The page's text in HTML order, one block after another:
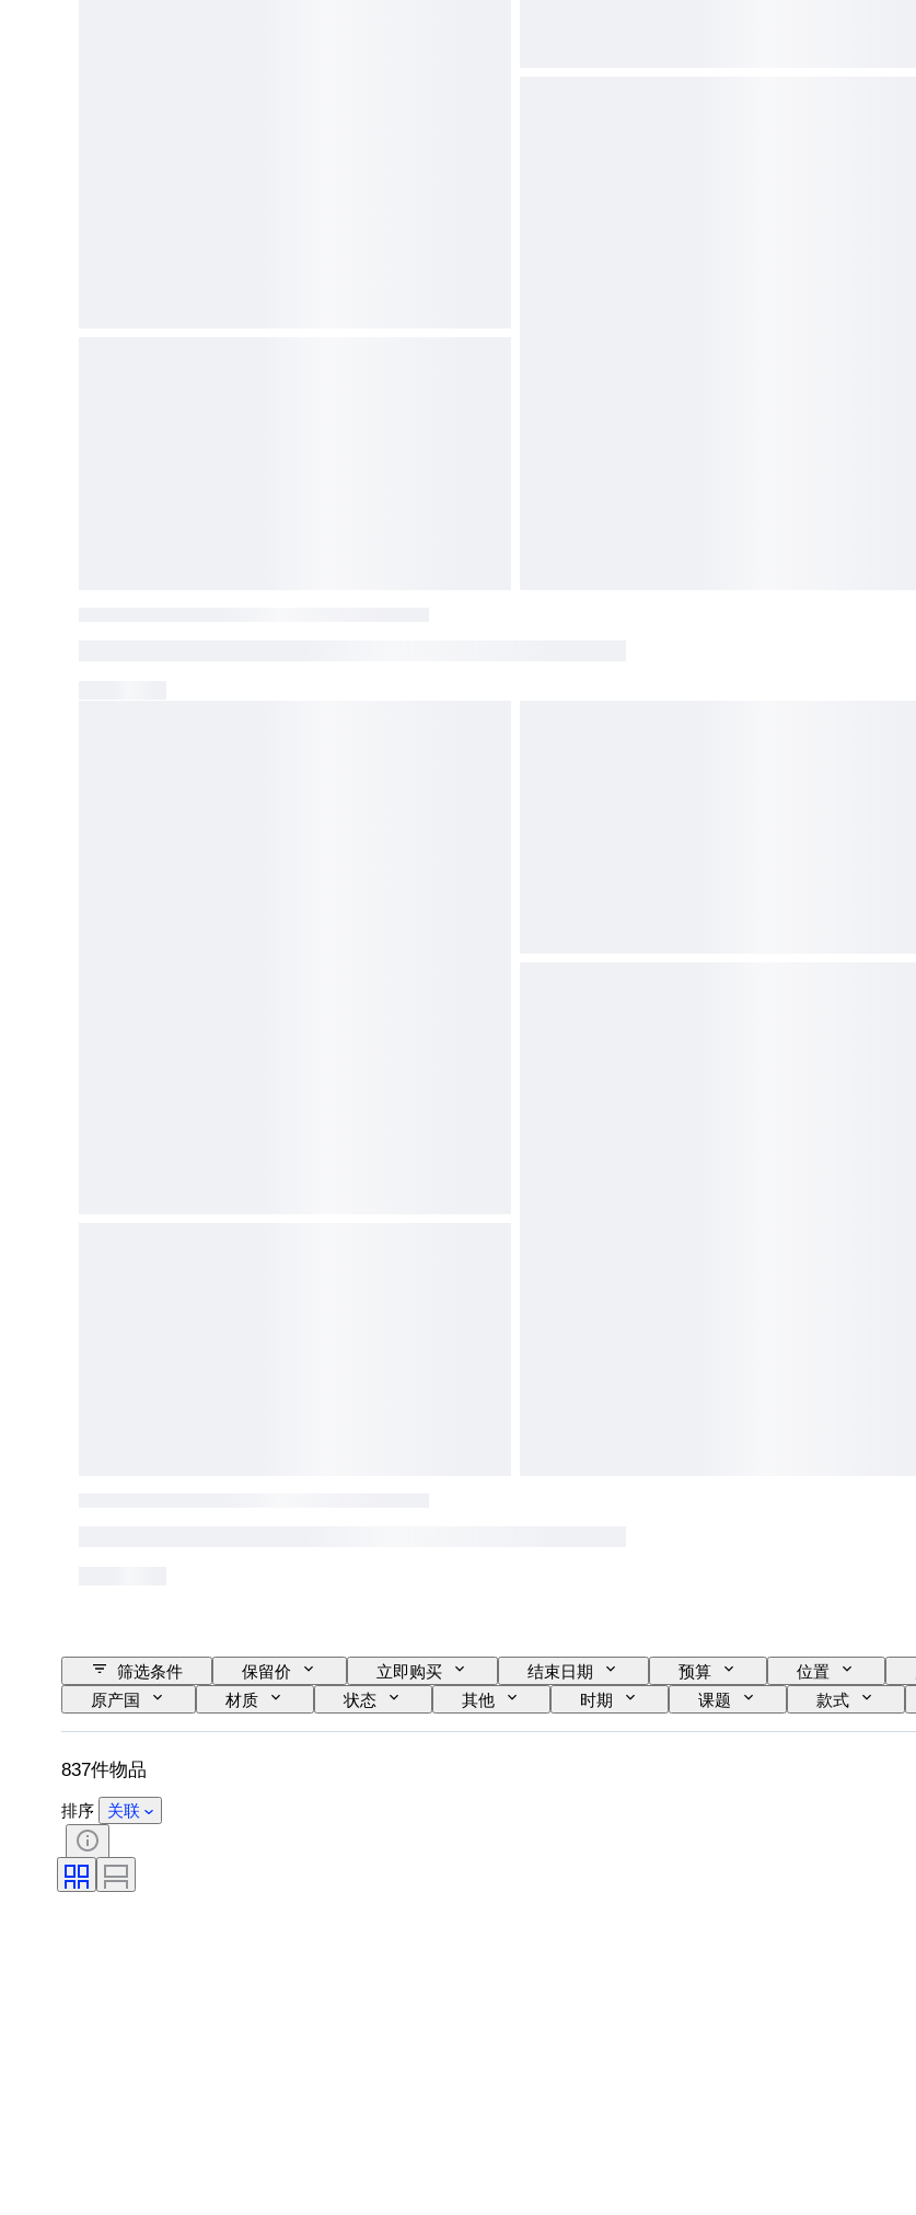
筛选条件 保留价 立即购买 结束日期 预算 位置
原产国
材质 状态 其他 时期 课题 款式
表芯
出售者 艺术家 电力储备 报时 时代 创作者
837件物品
排序 关联